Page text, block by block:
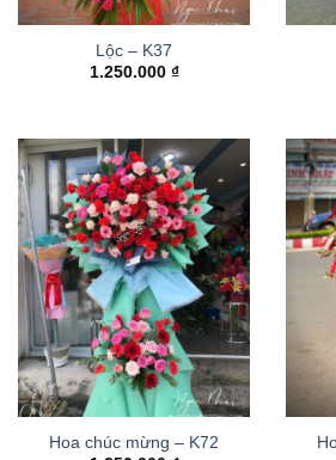
Lộc – K37
1.250.000 ₫
Hoa chúc mừng – K72